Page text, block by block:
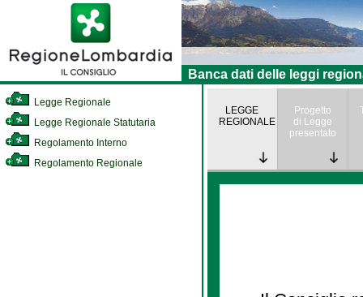
Banca dati delle leggi
Legge Regionale
Legge Regionale Statutaria
Regolamento Interno
Regolamento Regionale
LEGGE
REGIONALE
Progetto
di Legge
presentato